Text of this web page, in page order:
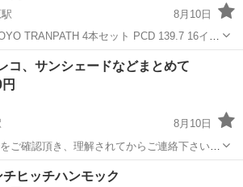
駅
8月10日
。
タイヤ、ホイール
コ、サンシェードなどまとめて
8月10日
ご確認頂き、理解されてからご連絡下さい。
、お問い合わせが多くあります。 ご確認頂け
コチラからの返信は一切致しません。 スム
駅
チヒッチハンモック